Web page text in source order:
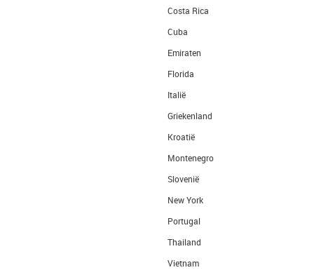
Costa Rica
Cuba
Emiraten
Florida
Italië
Griekenland
Kroatië
Montenegro
Slovenië
New York
Portugal
Thailand
Vietnam